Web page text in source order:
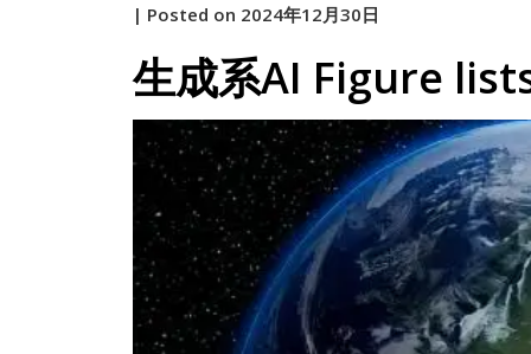
by
| Posted on 2024年12月30日
生成系AI Figure